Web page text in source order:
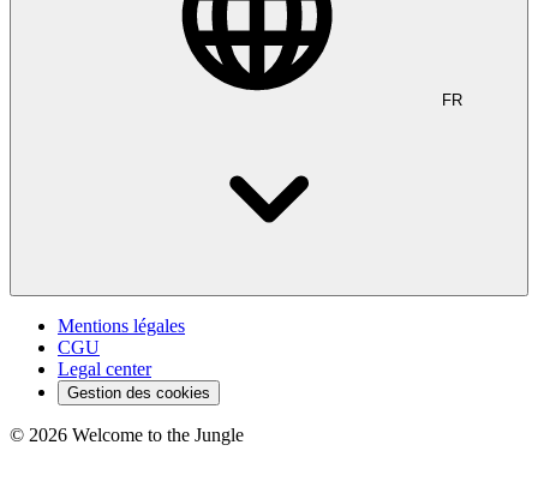
FR
Mentions légales
CGU
Legal center
Gestion des cookies
© 2026 Welcome to the Jungle